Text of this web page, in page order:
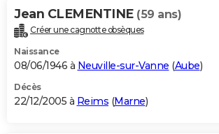
Jean CLEMENTINE (59 ans)
Créer une cagnotte obsèques
Naissance
08/06/1946 à Neuville-sur-Vanne (Aube)
Décès
22/12/2005 à Reims (Marne)